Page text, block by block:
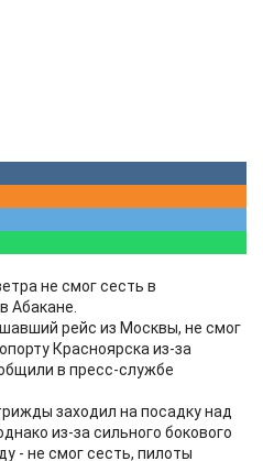
не смог сесть в
Абакане.
рейс из Москвы, не смог
Красноярска из-за
в пресс-службе
заходил на посадку над
из-за сильного бокового
- не смог сесть, пилоты